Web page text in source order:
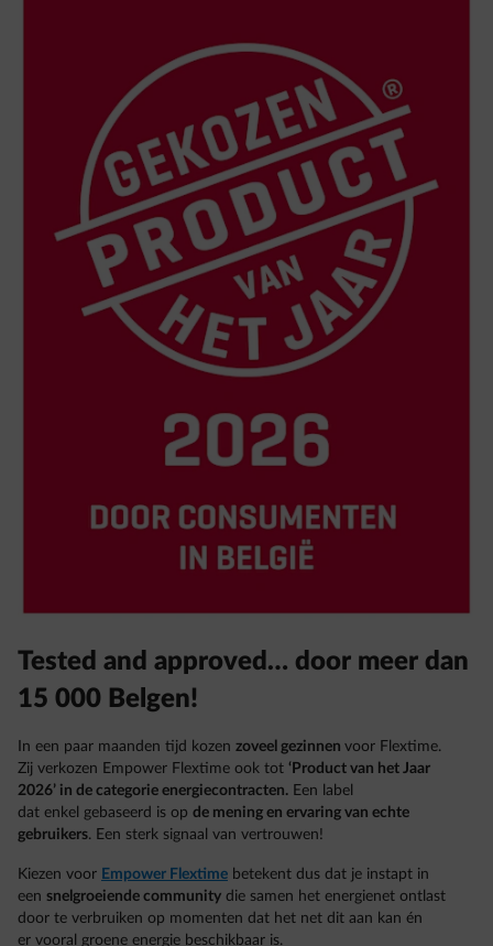
Tested and approved… door meer dan
15 000 Belgen!
In een paar maanden tijd kozen zoveel gezinnen voor Flextime.
Zij verkozen Empower Flextime ook tot ‘Product van het Jaar
2026’ in de categorie energiecontracten. Een label
dat enkel gebaseerd is op de mening en ervaring van echte
gebruikers. Een sterk signaal van vertrouwen!
Kiezen voor Empower Flextime betekent dus dat je instapt in
een snelgroeiende community die samen het energienet ontlast
door te verbruiken op momenten dat het net dit aan kan én
er vooral groene energie beschikbaar is.